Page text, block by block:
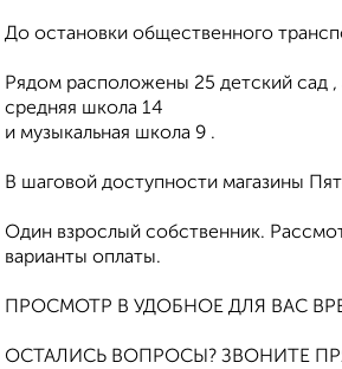
До остановки общественного
Рядом расположены 25 детский сад
средняя школа 14
и музыкальная школа 9 .
В шаговой доступности магазины
Один взрослый собственник.
варианты оплаты.
ПРОСМОТР В УДОБНОЕ ДЛЯ ВАС
ОСТАЛИСЬ ВОПРОСЫ? ЗВОНИТЕ